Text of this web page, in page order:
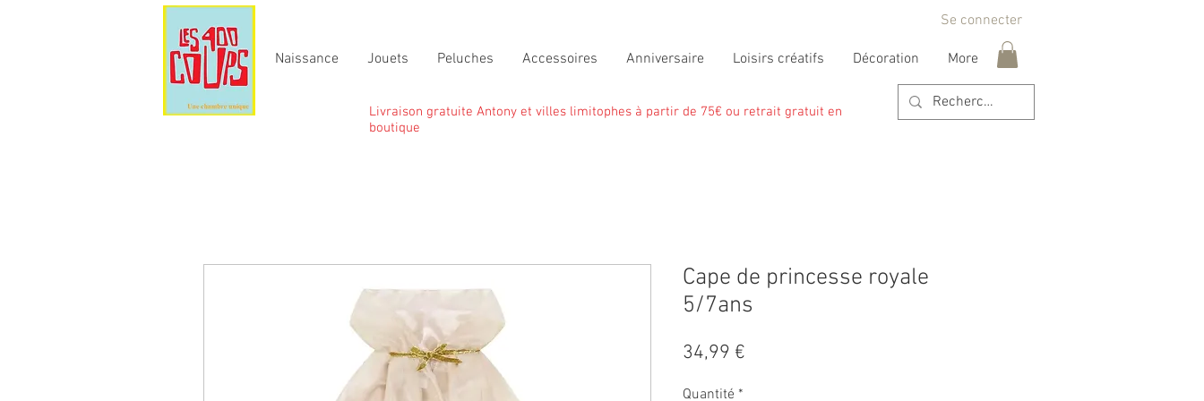
Se connecter
Naissance Jouets Peluches Accessoires Anniversaire Loisirs créatifs Décoration More
Livraison gratuite Antony et villes limitophes à partir de 75€ ou retrait gratuit en
boutique
Cape de princesse royale
5/7ans
34,99 €
Quantité *